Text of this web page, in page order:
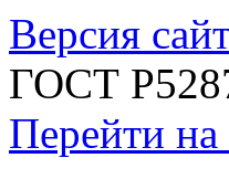
Версия
ГОСТ
Перейти